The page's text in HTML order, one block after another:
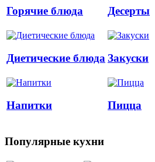
Горячие блюда Десерты
Диетические блюда Закуски
Напитки Пицца
Популярные кухни